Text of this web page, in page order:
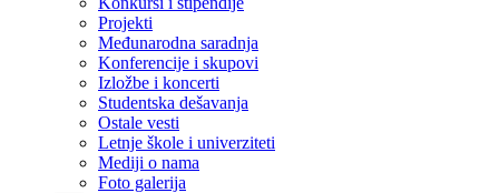
Projekti
Međunarodna saradnja
Konferencije i skupovi
Izložbe i koncerti
Studentska dešavanja
Ostale vesti
Letnje škole i univerziteti
Mediji o nama
Foto galerija